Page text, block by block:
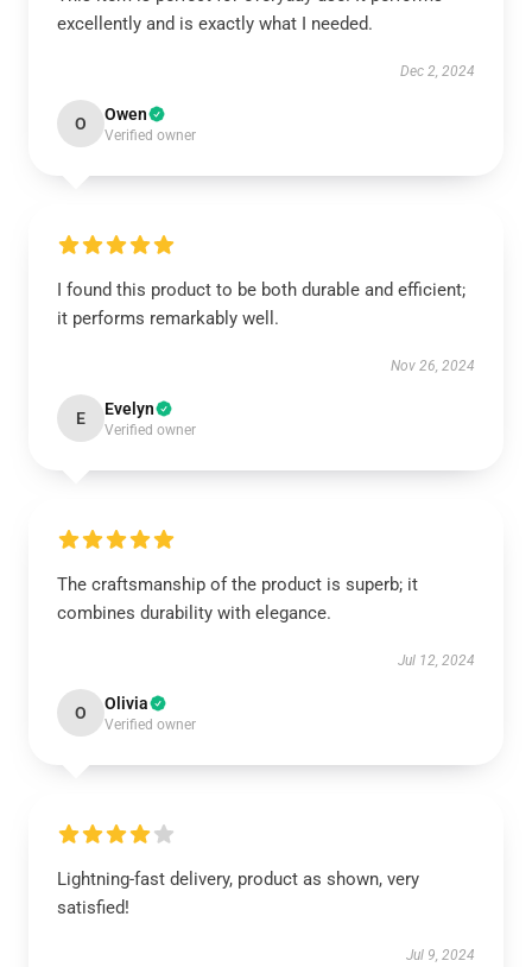
excellently and is exactly what I needed.
Dec 2, 2024
O Owen
Verified owner
I found this product to be both durable and efficient;
it performs remarkably well.
Nov 26, 2024
E Evelyn
Verified owner
The craftsmanship of the product is superb; it
combines durability with elegance.
Jul 12, 2024
O Olivia
Verified owner
Lightning-fast delivery, product as shown, very
satisfied!
Jul 9, 2024